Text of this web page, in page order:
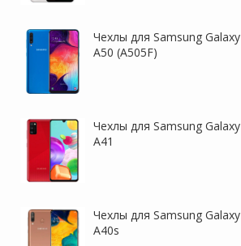
Чехлы для Samsung Galaxy
A50 (A505F)
Чехлы для Samsung Galaxy
A41
Чехлы для Samsung Galaxy
A40s